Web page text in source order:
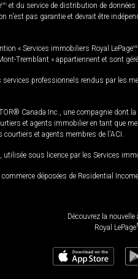
MD et du service de distribution de
pas garantie et devrait être
« Services immobiliers Royal LePageMD
Tremblant » appartiennent et sont
professionnels rendus par les
Canada Inc., une compagnie
et agents immobilier en tant que
et agents membres de l'ACI.
utilisée sous licence par les Services
déposées de Residential
Découvrez la
Royal LePage